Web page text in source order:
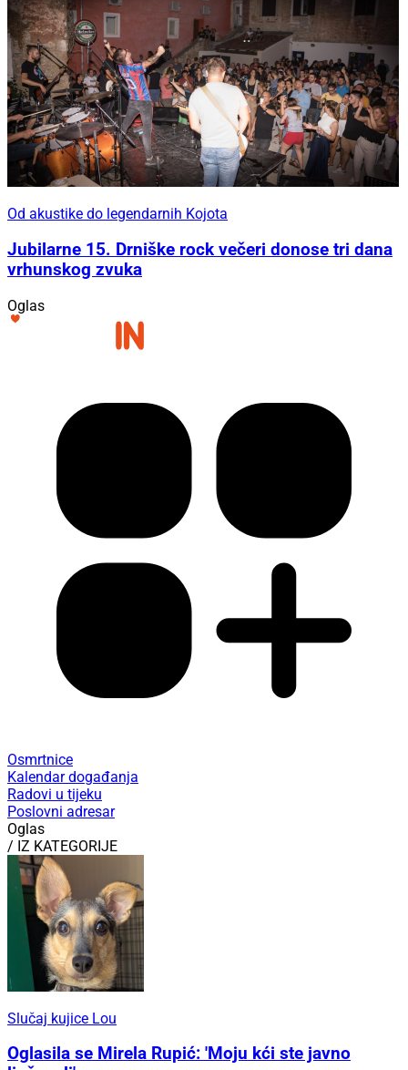
Od akustike do legendarnih Kojota
Jubilarne 15. Drniške rock večeri donose tri dana
vrhunskog zvuka
Oglas
Osmrtnice
Kalendar događanja
Radovi u tijeku
Poslovni adresar
Oglas
/ IZ KATEGORIJE
Slučaj kujice Lou
Oglasila se Mirela Rupić: 'Moju kći ste javno